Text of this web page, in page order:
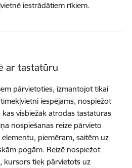
iestrādātiem rīkiem.
ar tastatūru
pārvietoties, izmantojot tikai
iespējams, nospiežot
visbiežāk atrodas tastatūras
nospiešanas reize pārvieto
piemēram, saitēm uz
pogām. Reizē nospiežot
kursors tiek pārvietots uz